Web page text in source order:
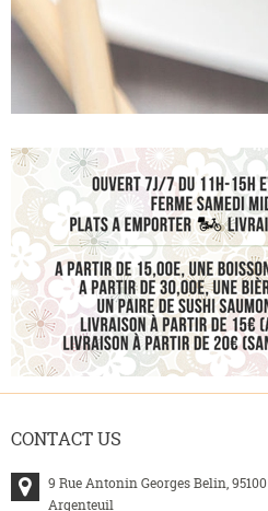
CONTACTUS
9 Rue Antonin Georges Belin, 95100
Argenteuil